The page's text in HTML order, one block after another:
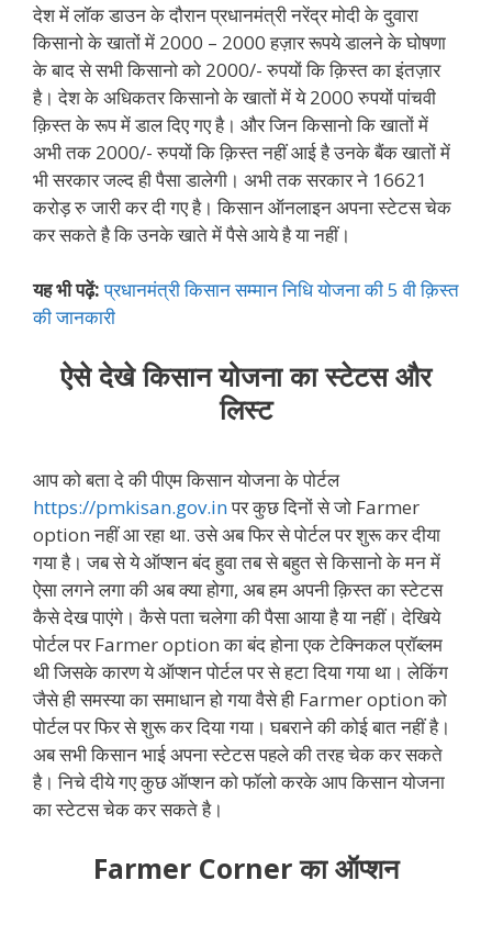
देश में लॉक डाउन के दौरान प्रधानमंत्री नरेंद्र मोदी के दुवारा
किसानो के खातों में 2000 – 2000 हज़ार रूपये डालने के घोषणा
के बाद से सभी किसानो को 2000/- रुपयों कि क़िस्त का इंतज़ार
है। देश के अधिकतर किसानो के खातों में ये 2000 रुपयों पांचवी
क़िस्त के रूप में डाल दिए गए है। और जिन किसानो कि खातों में
अभी तक 2000/- रुपयों कि क़िस्त नहीं आई है उनके बैंक खातों में
भी सरकार जल्द ही पैसा डालेगी। अभी तक सरकार ने 16621
करोड़ रु जारी कर दी गए है। किसान ऑनलाइन अपना स्टेटस चेक
कर सकते है कि उनके खाते में पैसे आये है या नहीं।
यह भी पढ़ें: प्रधानमंत्री किसान सम्मान निधि योजना की 5 वी क़िस्त
की जानकारी
ऐसे देखे किसान योजना का स्टेटस और
लिस्ट
आप को बता दे की पीएम किसान योजना के पोर्टल
https://pmkisan.gov.inपर कुछ दिनों से जो Farmer
option नहीं आ रहा था. उसे अब फिर से पोर्टल पर शुरू कर दीया
गया है। जब से ये ऑप्शन बंद हुवा तब से बहुत से किसानो के मन में
ऐसा लगने लगा की अब क्या होगा, अब हम अपनी क़िस्त का स्टेटस
कैसे देख पाएंगे। कैसे पता चलेगा की पैसा आया है या नहीं। देखिये
पोर्टल पर Farmer option का बंद होना एक टेक्निकल प्रॉब्लम
थी जिसके कारण ये ऑप्शन पोर्टल पर से हटा दिया गया था। लेकिंग
जैसे ही समस्या का समाधान हो गया वैसे ही Farmer option को
पोर्टल पर फिर से शुरू कर दिया गया। घबराने की कोई बात नहीं है।
अब सभी किसान भाई अपना स्टेटस पहले की तरह चेक कर सकते
है। निचे दीये गए कुछ ऑप्शन को फॉलो करके आप किसान योजना
का स्टेटस चेक कर सकते है।
Farmer Corner का ऑप्शन